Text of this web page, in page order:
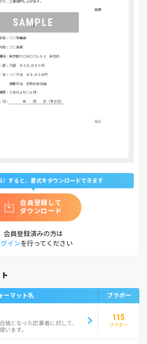
）すると、書式をダウンロードできます
会員登録して
ダウンロード
会員登録済みの方は
インを行ってください
ーマット名 ブラボー
格となった応募者に対して、
います。
115
ブラボー